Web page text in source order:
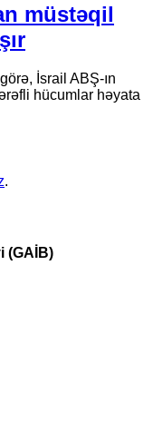
müstəqil
İsrail ABŞ-ın
hücumlar həyata
.
(GAİB)